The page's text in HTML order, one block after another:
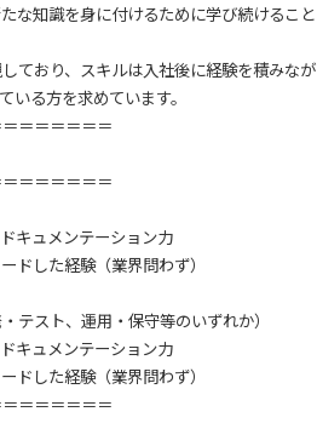
な知識を身に付けるために学び続けること
ており、スキルは入社後に経験を積みなが
いる方を求めています。
＝＝＝＝＝＝
＝＝＝＝＝＝
キュメンテーション力
ドした経験（業界問わず）
テスト、運用・保守等のいずれか）
キュメンテーション力
ドした経験（業界問わず）
＝＝＝＝＝＝